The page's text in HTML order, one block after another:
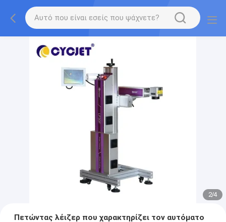
2/4
Πετώντας λέιζερ που χαρακτηρίζει τον αυτόματο